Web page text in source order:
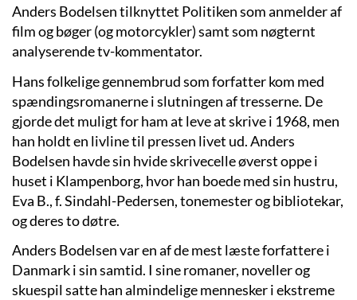
Anders Bodelsen tilknyttet Politiken som anmelder af
film og bøger (og motorcykler) samt som nøgternt
analyserende tv-kommentator.
Hans folkelige gennembrud som forfatter kom med
spændingsromanerne i slutningen af tresserne. De
gjorde det muligt for ham at leve at skrive i 1968, men
han holdt en livline til pressen livet ud. Anders
Bodelsen havde sin hvide skrivecelle øverst oppe i
huset i Klampenborg, hvor han boede med sin hustru,
Eva B., f. Sindahl-Pedersen, tonemester og bibliotekar,
og deres to døtre.
Anders Bodelsen var en af de mest læste forfattere i
Danmark i sin samtid. I sine romaner, noveller og
skuespil satte han almindelige mennesker i ekstreme